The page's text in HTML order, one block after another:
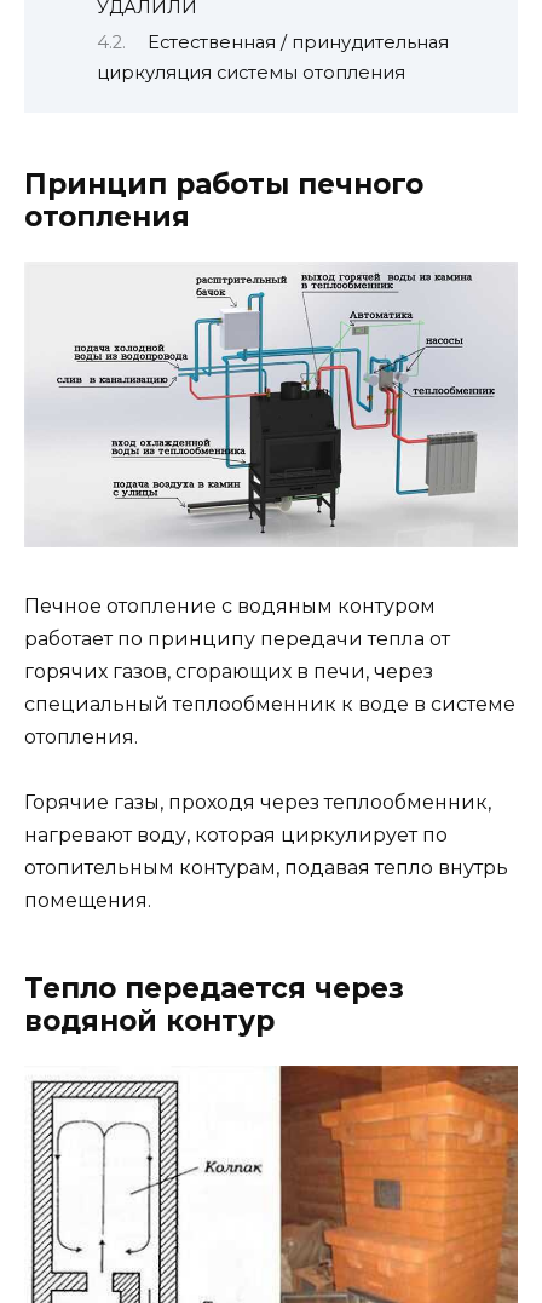
УДАЛИЛИ
Естественная / принудительная
циркуляция системы отопления
Принцип работы печного
отопления
Печное отопление с водяным контуром
работает по принципу передачи тепла от
горячих газов, сгорающих в печи, через
специальный теплообменник к воде в системе
отопления.
Горячие газы, проходя через теплообменник,
нагревают воду, которая циркулирует по
отопительным контурам, подавая тепло внутрь
помещения.
Тепло передается через
водяной контур